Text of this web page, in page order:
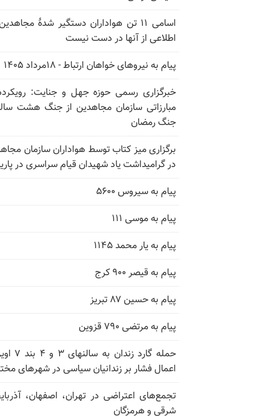
اسامی ۱۱ تن هواداران دستگیر شدهٔ
اطلاعی از آنها در دست نیست
پیام به نیروهای خواهان ارتباط - ۱۸مرداد ۱۴۰۵
خبرگزاری رسمی حوزه جهل و جنایت:
مبارزاتی سازمان مجاهدین از جنگ هشت
جنگ رمضان
برگزاری میز کتاب توسط هواداران سازمان
در گرامیداشت یاد شهیدان قیام سراسری در
پیام به سیروس ۵۶۰۰
پیام به موسی ۱۱۱
پیام به یار محمد ۱۱۴۵
پیام به قیصر ۹۰۰ کرج
پیام به حسین ۸۷ تبریز
پیام به مرتضی ۷۹۰ قزوین
حمله گارد
اعمال فشار بر زندانیان سیاسی در شهرهای
تجمع‌های اعتراضی در تهران، اصفهان،
شرقی و هرمزگان